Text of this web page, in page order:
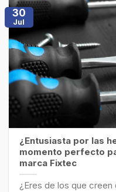
¿Entusiasta por las
momento perfecto
marca Fixtec
¿Eres de los que creen
30
Jul